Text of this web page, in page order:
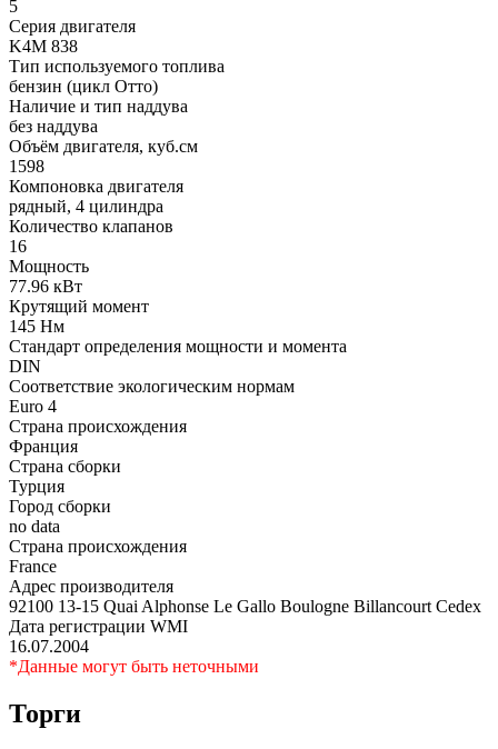
5
Серия двигателя
K4M 838
Тип используемого топлива
бензин (цикл Отто)
Наличие и тип наддува
без наддува
Объём двигателя, куб.см
1598
Компоновка двигателя
рядный, 4 цилиндра
Количество клапанов
16
Мощность
77.96 кВт
Крутящий момент
145 Нм
Стандарт определения мощности и момента
DIN
Соответствие экологическим нормам
Euro 4
Страна происхождения
Франция
Страна сборки
Турция
Город сборки
no data
Страна происхождения
France
Адрес производителя
92100 13-15 Quai Alphonse Le Gallo Boulogne Billancourt Cedex
Дата регистрации WMI
16.07.2004
*Данные могут быть неточными
Торги